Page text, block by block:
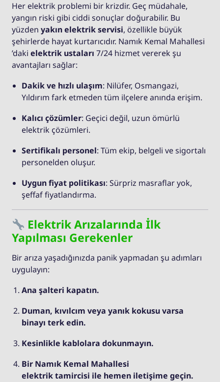
Her elektrik problemi bir krizdir. Geç müdahale,
yangın riski gibi ciddi sonuçlar doğurabilir. Bu
yüzden yakın elektrik servisi, özellikle büyük
şehirlerde hayat kurtarıcıdır. Namık Kemal Mahallesi
’daki elektrik ustaları 7/24 hizmet vererek şu
avantajları sağlar:
Dakik ve hızlı ulaşım: Nilüfer, Osmangazi,
Yıldırım fark etmeden tüm ilçelere anında erişim.
Kalıcı çözümler: Geçici değil, uzun ömürlü
elektrik çözümleri.
Sertifikalı personel: Tüm ekip, belgeli ve sigortalı
personelden oluşur.
Uygun fiyat politikası: Sürpriz masraflar yok,
şeffaf fiyatlandırma.
Elektrik Arızalarında İlk
Yapılması Gerekenler
Bir arıza yaşadığınızda panik yapmadan şu adımları
uygulayın:
Ana şalteri kapatın.
Duman, kıvılcım veya yanık kokusu varsa
binayı terk edin.
Kesinlikle kablolara dokunmayın.
Bir Namık Kemal Mahallesi
elektrik tamircisi ile hemen iletişime geçin.